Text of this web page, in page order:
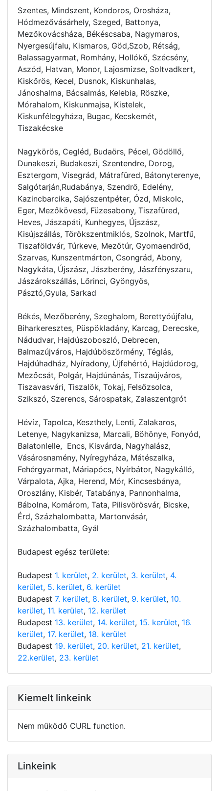
Szentes, Mindszent, Kondoros, Orosháza,
Hódmezővásárhely, Szeged, Battonya,
Mezőkovácsháza, Békéscsaba, Nagymaros,
Nyergesújfalu, Kismaros, Göd,Szob, Rétság,
Balassagyarmat, Romhány, Hollókő, Szécsény,
Aszód, Hatvan, Monor, Lajosmizse, Soltvadkert,
Kiskőrös, Kecel, Dusnok, Kiskunhalas,
Jánoshalma, Bácsalmás, Kelebia, Röszke,
Mórahalom, Kiskunmajsa, Kistelek,
Kiskunfélegyháza, Bugac, Kecskemét,
Tiszakécske
Nagykörös, Cegléd, Budaörs, Pécel, Gödöllő,
Dunakeszi, Budakeszi, Szentendre, Dorog,
Esztergom, Visegrád, Mátrafüred, Bátonyterenye,
Salgótarján,Rudabánya, Szendrő, Edelény,
Kazincbarcika, Sajószentpéter, Ózd, Miskolc,
Eger, Mezőkövesd, Füzesabony, Tiszafüred,
Heves, Jászapáti, Kunhegyes, Újszász,
Kisújszállás, Törökszentmiklós, Szolnok, Martfű,
Tiszaföldvár, Túrkeve, Mezőtúr, Gyomaendrőd,
Szarvas, Kunszentmárton, Csongrád, Abony,
Nagykáta, Újszász, Jászberény, Jászfényszaru,
Jászárokszállás, Lőrinci, Gyöngyös,
Pásztó,Gyula, Sarkad
Békés, Mezőberény, Szeghalom, Berettyóújfalu,
Biharkeresztes, Püspökladány, Karcag, Derecske,
Nádudvar, Hajdúszoboszló, Debrecen,
Balmazújváros, Hajdúböszörmény, Téglás,
Hajdúhadház, Nyíradony, Újfehértó, Hajdúdorog,
Mezőcsát, Polgár, Hajdúnánás, Tiszaújváros,
Tiszavasvári, Tiszalök, Tokaj, Felsőzsolca,
Szikszó, Szerencs, Sárospatak, Zalaszentgrót
Hévíz, Tapolca, Keszthely, Lenti, Zalakaros,
Letenye, Nagykanizsa, Marcali, Böhönye, Fonyód,
Balatonlelle, Encs, Kisvárda, Nagyhalász,
Vásárosnamény, Nyíregyháza, Mátészalka,
Fehérgyarmat, Máriapócs, Nyírbátor, Nagykálló,
Várpalota, Ajka, Herend, Mór, Kincsesbánya,
Oroszlány, Kisbér, Tatabánya, Pannonhalma,
Bábolna, Komárom, Tata, Pilisvörösvár, Bicske,
Érd, Százhalombatta, Martonvásár,
Százhalombatta, Gyál
Budapest egész területe:
Budapest 1. kerület, 2. kerület, 3. kerület, 4.
kerület, 5. kerület, 6. kerület
Budapest 7. kerület, 8. kerület, 9. kerület, 10.
kerület, 11. kerület, 12. kerület
Budapest 13. kerület, 14. kerület, 15. kerület, 16.
kerület, 17. kerület, 18. kerület
Budapest 19. kerület, 20. kerület, 21. kerület,
22.kerület, 23. kerület
Kiemelt linkeink
Nem működő CURL function.
Linkeink